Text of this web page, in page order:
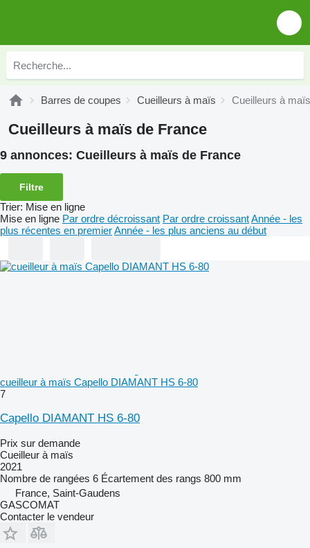
Barres de coupes Cueilleurs à maïs Cueilleurs à
Cueilleurs à maïs de France
9 annonces: Cueilleurs à maïs de France
Filtre
Trier: Mise en ligne
Mise en ligne Par ordre décroissant Par ordre croissantAnnée - les
plus récentes en premierAnnée - les plus anciens au début
cueilleur à maïs Capello DIAMANT HS 6-80
7
Capello DIAMANT HS 6-80
Prix sur demande
Cueilleur à maïs
2021
Nombre de rangées 6 Écartement des rangs 800 mm
France, Saint-Gaudens
GASCOMAT
Contacter le vendeur